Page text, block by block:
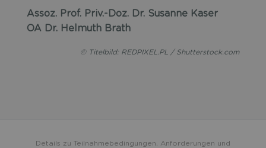
Assoz. Prof. Priv.-Doz. Dr. Susanne Kaser
OA Dr. Helmuth Brath
© Titelbild: REDPIXEL.PL / Shutterstock.com
Details zu Teilnahmebedingungen, Anforderungen und